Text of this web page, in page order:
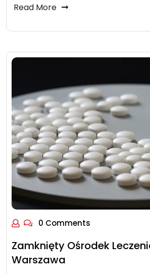
Read More
0 Comments
Zamknięty Ośrodek
Warszawa